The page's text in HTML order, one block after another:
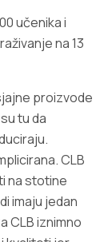
učenika i
na 13
proizvode
tu da
CLB
na stotine
imaju jedan
CLB iznimno